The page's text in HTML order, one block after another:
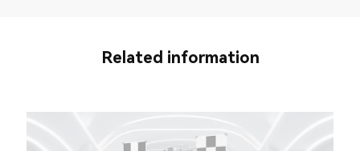
Related information